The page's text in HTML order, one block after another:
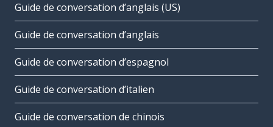
Guide de conversation d’anglais (US)
Guide de conversation d’anglais
Guide de conversation d’espagnol
Guide de conversation d’italien
Guide de conversation de chinois